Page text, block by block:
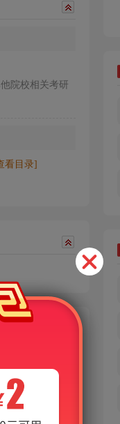
院校相关考研
看目录]
站登录即可使